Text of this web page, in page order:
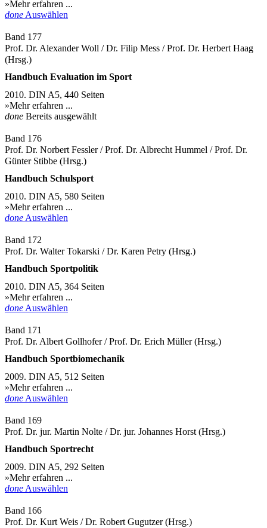
»Mehr erfahren ...
done Auswählen
Band 177
Prof. Dr. Alexander Woll / Dr. Filip Mess / Prof. Dr. Herbert Haag
(Hrsg.)
Handbuch Evaluation im Sport
2010. DIN A5, 440 Seiten
»Mehr erfahren ...
done Bereits ausgewählt
Band 176
Prof. Dr. Norbert Fessler / Prof. Dr. Albrecht Hummel / Prof. Dr.
Günter Stibbe (Hrsg.)
Handbuch Schulsport
2010. DIN A5, 580 Seiten
»Mehr erfahren ...
done Auswählen
Band 172
Prof. Dr. Walter Tokarski / Dr. Karen Petry (Hrsg.)
Handbuch Sportpolitik
2010. DIN A5, 364 Seiten
»Mehr erfahren ...
done Auswählen
Band 171
Prof. Dr. Albert Gollhofer / Prof. Dr. Erich Müller (Hrsg.)
Handbuch Sportbiomechanik
2009. DIN A5, 512 Seiten
»Mehr erfahren ...
done Auswählen
Band 169
Prof. Dr. jur. Martin Nolte / Dr. jur. Johannes Horst (Hrsg.)
Handbuch Sportrecht
2009. DIN A5, 292 Seiten
»Mehr erfahren ...
done Auswählen
Band 166
Prof. Dr. Kurt Weis / Dr. Robert Gugutzer (Hrsg.)